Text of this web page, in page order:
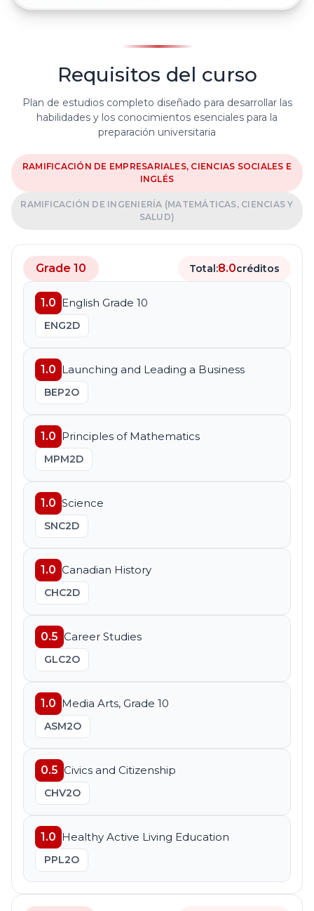
Requisitos del curso
Plan de estudios completo diseñado para desarrollar las
habilidades y los conocimientos esenciales para la
preparación universitaria
RAMIFICACIÓN DE EMPRESARIALES, CIENCIAS SOCIALES E
INGLÉS
RAMIFICACIÓN DE INGENIERÍA (MATEMÁTICAS, CIENCIAS Y
SALUD)
Grade 10 Total:8.0créditos
1.0 English Grade 10
ENG2D
1.0 Launching and Leading a Business
BEP2O
1.0 Principles of Mathematics
MPM2D
1.0 Science
SNC2D
1.0 Canadian History
CHC2D
0.5 Career Studies
GLC2O
1.0 Media Arts, Grade 10
ASM2O
0.5 Civics and Citizenship
CHV2O
1.0 Healthy Active Living Education
PPL2O